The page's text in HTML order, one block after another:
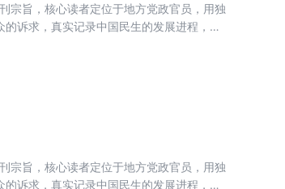
宗旨，核心读者定位于地方党政官员，用独
诉求，真实记录中国民生的发展进程，力
宗旨，核心读者定位于地方党政官员，用独
诉求，真实记录中国民生的发展进程，力